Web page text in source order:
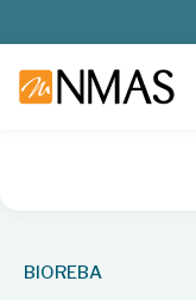
BIOREBA